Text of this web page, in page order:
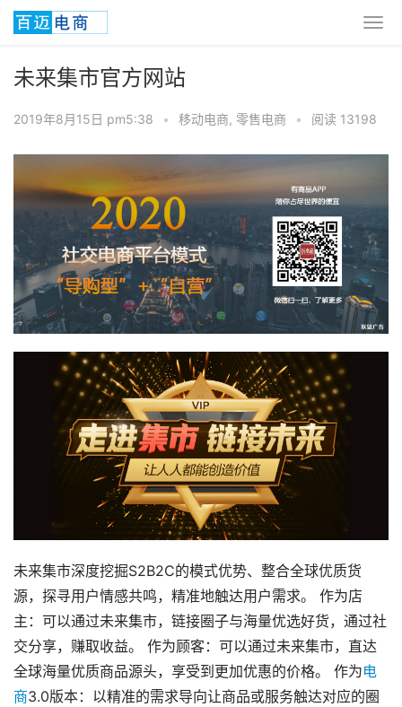
未来集市官方网站
2019年8月15日 pm5:38 • 移动电商, 零售电商 • 阅读 13198
未来集市深度挖掘S2B2C的模式优势、整合全球优质货
源，探寻用户情感共鸣，精准地触达用户需求。 作为店
主：可以通过未来集市，链接圈子与海量优选好货，通过社
交分享，赚取收益。 作为顾客：可以通过未来集市，直达
全球海量优质商品源头，享受到更加优惠的价格。 作为电
商3.0版本：以精准的需求导向让商品或服务触达对应的圈